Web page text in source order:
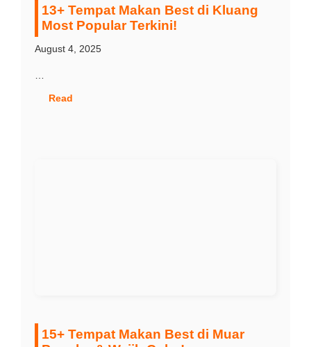
13+ Tempat Makan Best di Kluang
Most Popular Terkini!
August 4, 2025
Read
15+ Tempat Makan Best di Muar